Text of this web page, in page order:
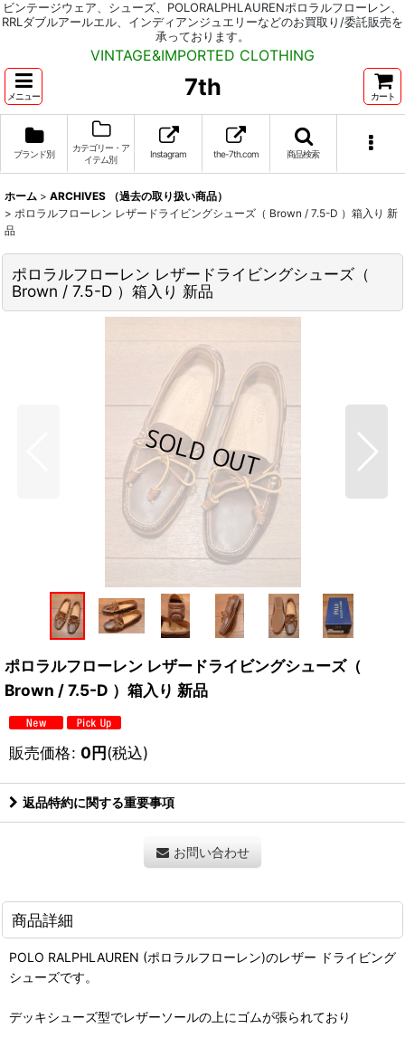
ビンテージウェア、シューズ、POLORALPHLAURENポロラルフローレン、
RRLダブルアールエル、インディアンジュエリーなどのお買取り/委託販売を
承っております。
VINTAGE&IMPORTED CLOTHING
メニュー 7th カート
ブランド別
カテゴリー・ア
イテム別
Instagram the-7th.com 商品検索
ホーム > ARCHIVES （過去の取り扱い商品）
> ポロラルフローレン レザードライビングシューズ（ Brown / 7.5-D ）箱入り 新
品
ポロラルフローレン レザードライビングシューズ（
Brown / 7.5-D ）箱入り 新品
ポロラルフローレン レザードライビングシューズ（
Brown / 7.5-D ）箱入り 新品
販売価格: 0円(税込)
返品特約に関する重要事項
お問い合わせ
商品詳細
POLO RALPHLAUREN (ポロラルフローレン)のレザー ドライビング
シューズです。
デッキシューズ型でレザーソールの上にゴムが張られており